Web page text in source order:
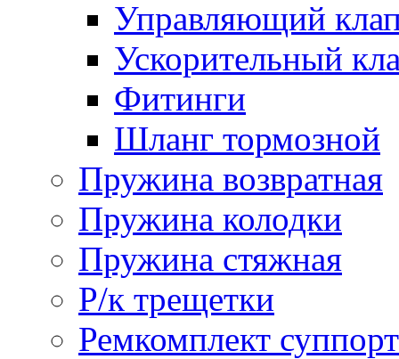
Управляющий
Ускорительный
Фитинги
Шланг тормозной
Пружина возвратная
Пружина колодки
Пружина стяжная
Р/к трещетки
Ремкомплект